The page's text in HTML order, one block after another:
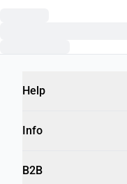
Help
Info
B2B